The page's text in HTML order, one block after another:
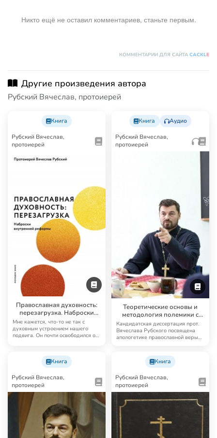
Никто ещё не оставил комментариев, станьте первым.
КОММЕНТАРИИ ДЛЯ САЙТА CACKLE
Другие произведения автора
Рубский Вячеслав, протоиерей
Книга
Рубский Вячеслав,
протоиерей
Православная духовность:
перезагрузка. Наброски
внутренней реформы
Мне кажется, что-то не так с
духовным устроением нашего
подвига. Он почти освободился от
Книга Аудио
Рубский Вячеслав,
протоиерей
Теоретические основы и
методология полемики с
протестантизмом
Кандидатская диссертация прот.
Вячеслава Рубского посвящена
апологетике православной веры
Книга
Рубский Вячеслав,
протоиерей
Книга
Рубский Вячеслав,
протоиерей